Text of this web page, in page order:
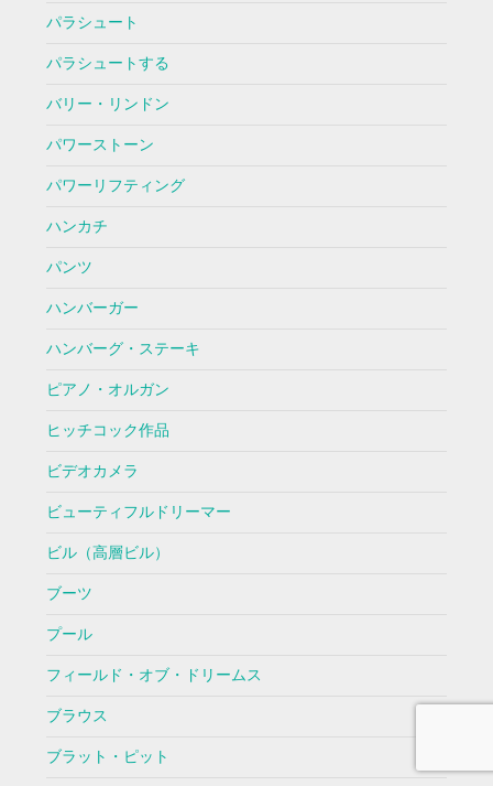
パラシュート
パラシュートする
バリー・リンドン
パワーストーン
パワーリフティング
ハンカチ
パンツ
ハンバーガー
ハンバーグ・ステーキ
ピアノ・オルガン
ヒッチコック作品
ビデオカメラ
ビューティフルドリーマー
ビル（高層ビル）
ブーツ
プール
フィールド・オブ・ドリームス
ブラウス
ブラット・ピット